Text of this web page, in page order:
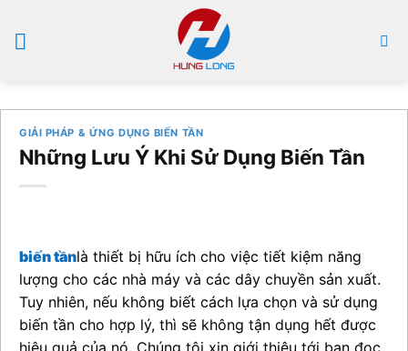
qua
nội
GIẢI PHÁP & ỨNG DỤNG BIẾN TẦN
Những Lưu Ý Khi Sử Dụng Biến Tần
biến tầnlà thiết bị hữu ích cho việc tiết kiệm năng
lượng cho các nhà máy và các dây chuyền sản xuất.
Tuy nhiên, nếu không biết cách lựa chọn và sử dụng
biến tần cho hợp lý, thì sẽ không tận dụng hết được
hiệu quả của nó. Chúng tôi xin giới thiệu tới bạn đọc